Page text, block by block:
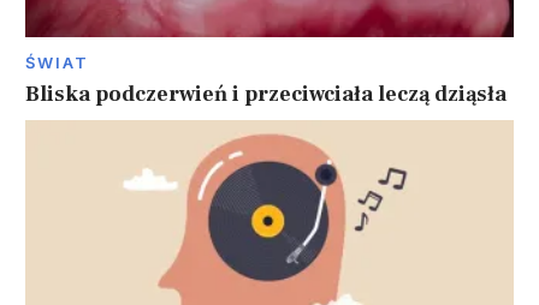
ŚWIAT
Bliska podczerwień i przeciwciała leczą dziąsła